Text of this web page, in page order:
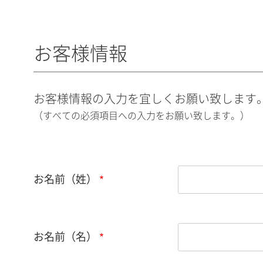
お客様情報
お客様情報の入力を宜しくお願い致します
（すべての必須項目への入力をお願い致します。）
お名前（姓）
お名前（名）